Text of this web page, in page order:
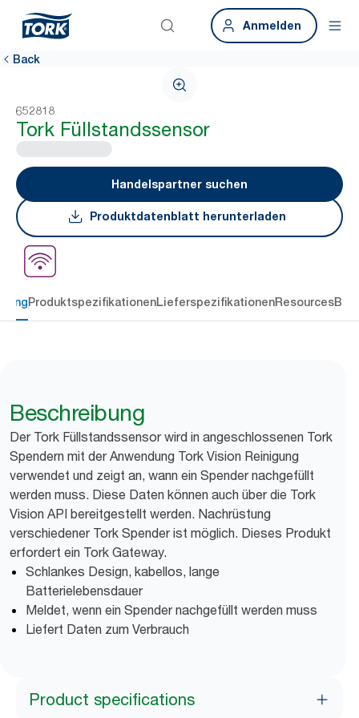
Anmelden
Back
652818
Tork Füllstandssensor
Handelspartner suchen
Produktdatenblatt herunterladen
ProduktspezifikationenLieferspezifikationenResources
Beschreibung
Der Tork Füllstandssensor wird in angeschlossenen Tork
Spendern mit der Anwendung Tork Vision Reinigung
verwendet und zeigt an, wann ein Spender nachgefüllt
werden muss. Diese Daten können auch über die Tork
Vision API bereitgestellt werden. Nachrüstung
verschiedener Tork Spender ist möglich. Dieses Produkt
erfordert ein Tork Gateway.
Schlankes Design, kabellos, lange
Batterielebensdauer
Meldet, wenn ein Spender nachgefüllt werden muss
Liefert Daten zum Verbrauch
Product specifications